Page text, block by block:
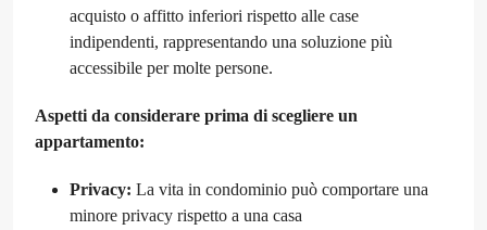
acquisto o affitto inferiori rispetto alle case
indipendenti, rappresentando una soluzione più
accessibile per molte persone.
Aspetti da considerare prima di scegliere un
appartamento:
Privacy: La vita in condominio può comportare una
minore privacy rispetto a una casa